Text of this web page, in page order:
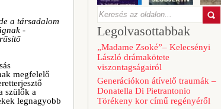
a társadalom
-
megfelelő
szülők a
legnagyobb
Legolvasottabbak
„Madame Zsoké”– Kelecsényi
László drámakötete
viszontagságairól
Generációkon átívelő traumák –
Donatella Di Pietrantonio
Törékeny kor című regényéről